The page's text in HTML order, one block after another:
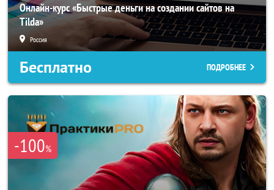
Онлайн-курс «Быстрые деньги на создании сайтов на
Tilda»
Россия
Бесплатно ПОДРОБНЕЕ
-100%